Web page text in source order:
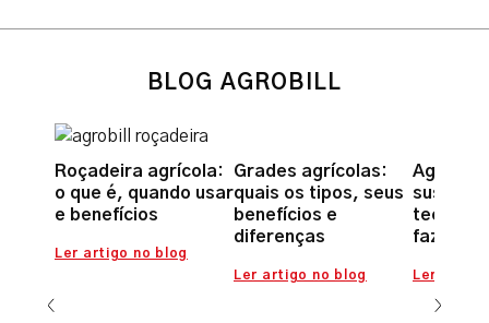
BLOG AGROBILL
Roçadeira agrícola:
o que é, quando usar
e benefícios
Ler artigo no blog
Grades agrícolas:
quais os tipos, seus
benefícios e
diferenças
Ler artigo no blog
fazer a
Ler artigo